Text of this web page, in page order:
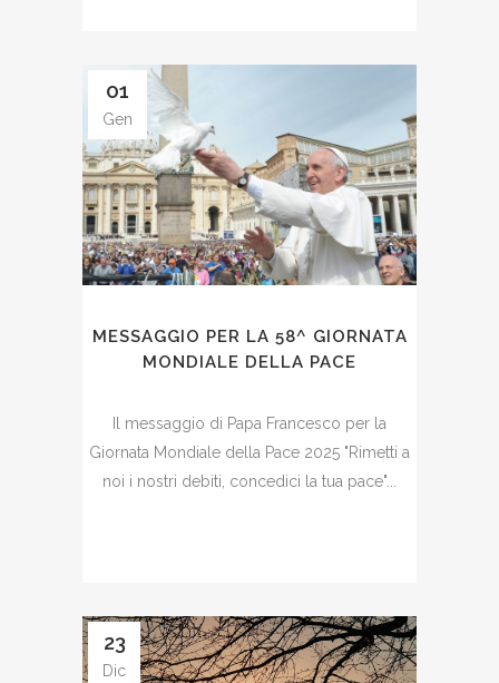
01
Gen
MESSAGGIO PER LA 58^ GIORNATA
MONDIALE DELLA PACE
Il messaggio di Papa Francesco per la
Giornata Mondiale della Pace 2025 "Rimetti a
noi i nostri debiti, concedici la tua pace"...
23
Dic